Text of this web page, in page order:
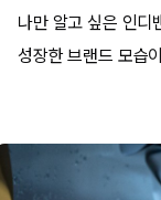
나만 알고 싶은 인디
성장한 브랜드 모습